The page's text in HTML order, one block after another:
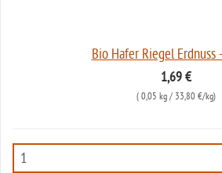
Bio Hafer Riegel Erdnuss
1,69 €
( 0,05 kg/ 33,80 €/kg)